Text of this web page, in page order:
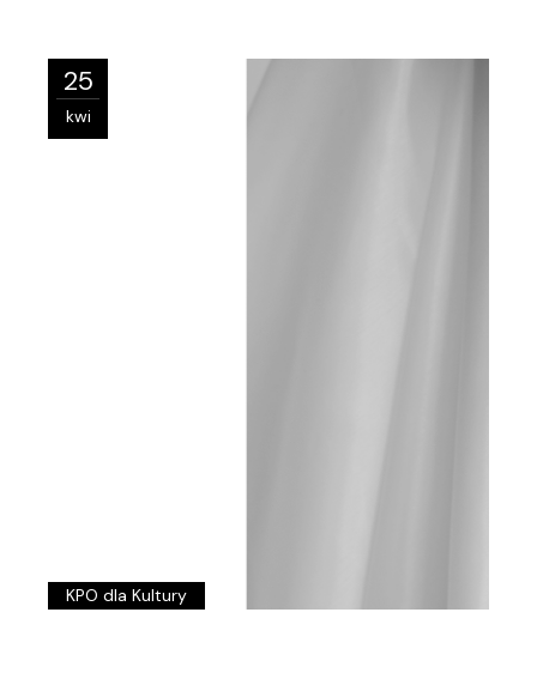
25
kwi
KPO dla Kultury